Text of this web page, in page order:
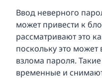
Ввод неверного
может привести к
рассматривают это
поскольку это может
взлома пароля.
временные и